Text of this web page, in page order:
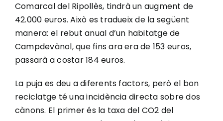
Comarcal del Ripollès, tindrà un augment de
42.000 euros. Això es tradueix de la següent
manera: el rebut anual d’un habitatge de
Campdevànol, que fins ara era de 153 euros,
passarà a costar 184 euros.
La puja es deu a diferents factors, però el bon
reciclatge té una incidència directa sobre dos
cànons. El primer és la taxa del CO2 del